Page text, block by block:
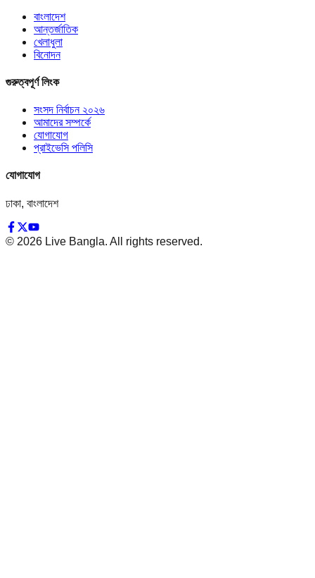
বাংলাদেশ
আন্তর্জাতিক
খেলাধুলা
বিনোদন
গুরুত্বপূর্ণ লিংক
সংসদ নির্বাচন ২০২৬
আমাদের সম্পর্কে
যোগাযোগ
প্রাইভেসি পলিসি
যোগাযোগ
ঢাকা, বাংলাদেশ
© 2026 Live Bangla. All rights reserved.